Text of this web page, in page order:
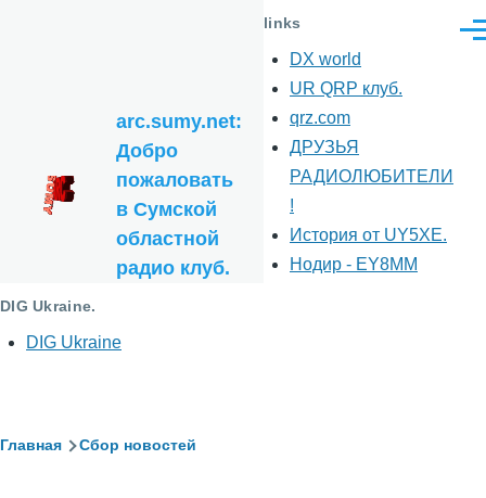
Перейти к основному содержанию
arc.sumy.net:
Добро
пожаловать
в Сумской
областной
радио клуб.
links
DX world
UR QRP клуб.
qrz.com
ДРУЗЬЯ
РАДИОЛЮБИТЕЛИ
!
История от UY5XE.
Нодир - EY8MM
DIG Ukraine.
DIG Ukraine
Строка
Главная Сбор новостей